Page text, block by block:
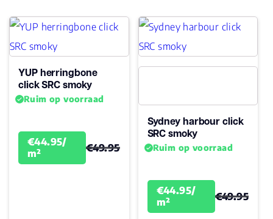
Type click Click
Garantie
Woongebruik
(jaren)
Garantie
YUP herringbone
click SRC smoky
Ruim op voorraad
€44.95/
m²
€49.95
Sydney harbour click
SRC smoky
Ruim op voorraad
€44.95/
m²
€49.95